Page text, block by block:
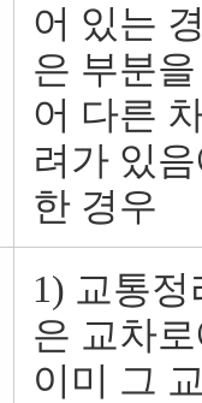
어 있는
은 부분
어 다른
려가 있
한 경우
1) 교통
은 교차
이미 그